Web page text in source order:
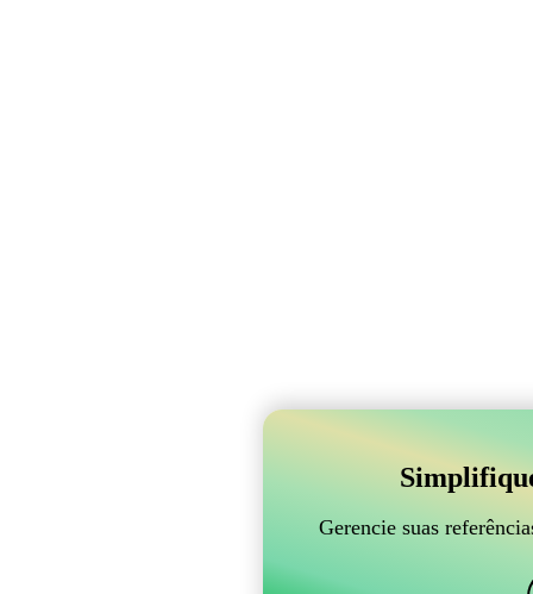
Gerencie suas